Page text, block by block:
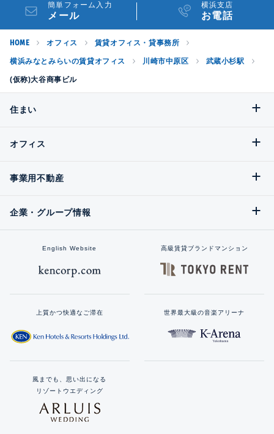
簡単フォーム入力
メール
横浜支店
お電話
HOME オフィス 賃貸オフィス・貸事務所
横浜みなとみらいの賃貸オフィス 川崎市中原区 武蔵小杉駅
(仮称)大谷商事ビル
住まい
オフィス
事業用不動産
企業・グループ情報
English Website 高級賃貸ブランドマンション
上質かつ快適なご滞在 世界最大級の音楽アリーナ
風までも、思い出になる
リゾートウエディング